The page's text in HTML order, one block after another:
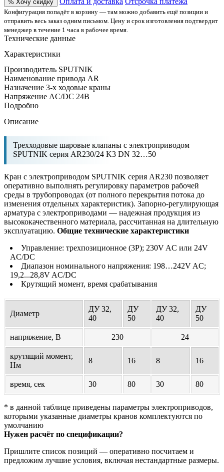
% Хочу скидку
Конфигурация попадёт в корзину — там можно добавить ещё позиции и
отправить весь заказ одним письмом. Цену и срок изготовления подтвердит
менеджер в течение 1 часа в рабочее время.
Технические данные
Характеристики
Производитель SPUTNIK
Наименование привода AR
Назначение 3-х ходовые краны
Напряжение AC/DC 24В
Подробно
Описание
Трехходовые шаровые клапаны с электроприводом
SPUTNIK серия AR230/24 K3 DN 32…50
Кран с электроприводом SPUTNIK серия AR230 позволяет
оперативно выполнять регулировку параметров рабочей
среды в трубопроводах (от полного перекрытия потока до
изменения отдельных характеристик). Запорно-регулирующая
арматура с электроприводами — надежная продукция из
высококачественного материала, рассчитанная на длительную
эксплуатацию. Общие технические характеристики
Управление: трехпозиционное (3P); 230V AC или 24V
AC/DC
Диапазон номинального напряжения: 198…242V AC;
19,2...28,8V AC/DC
Крутящий момент, время срабатывания
Диаметр
ДУ 32,
40
ДУ
50
ДУ 32,
40
ДУ
50
напряжение, В 230 24
крутящий момент,
Нм
8 16 8 16
время, сек 30 80 30 80
* в данной таблице приведены параметры электроприводов,
которыми указанные диаметры кранов комплектуются по
умолчанию
Нужен расчёт по спецификации?
Пришлите список позиций — оперативно посчитаем и
предложим лучшие условия, включая нестандартные размеры.